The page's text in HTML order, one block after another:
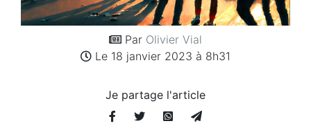
Par Olivier Vial
Le 18 janvier 2023 à 8h31
Je partage l'article